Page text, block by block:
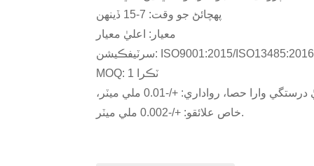
پهچائڻ جو وقت: 7-15 ڏينهن
معيار: اعليٰ معيار
سرٽيفڪيشن: ISO9001:2015/ISO13485:2016
MOQ: 1 ٽڪرا
اسين سي اين سي مشيننگ ٺاهيندڙ آهيون، ڪسٽمائيز ٿيل اعليٰ درستگي وارا حصا، رواداري: +/-0.01 ملي ميٽر،
خاص علائقو: +/-0.002 ملي ميٽر.